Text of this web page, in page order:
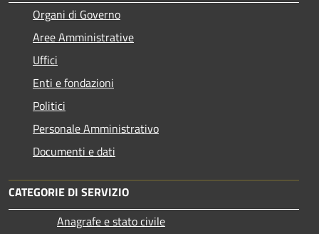
Organi di Governo
Aree Amministrative
Uffici
Enti e fondazioni
Politici
Personale Amministrativo
Documenti e dati
CATEGORIE DI SERVIZIO
Anagrafe e stato civile